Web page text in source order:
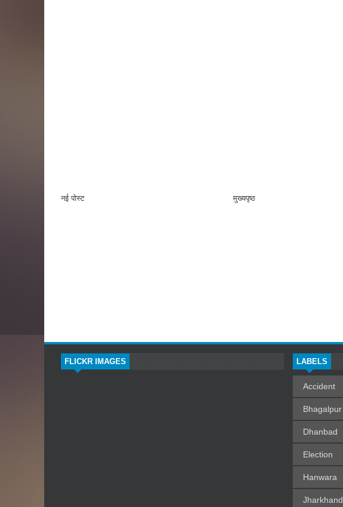
नई पोस्ट मुख्यपृष्ठ
FLICKR IMAGES LABELS
Accident
Bhagalpur
Dhanbad
Election
Hanwara
Jharkhand